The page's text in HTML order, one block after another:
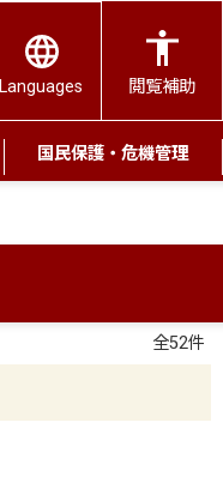
Languages 閲覧補助
国民保護・危機管理
全52件